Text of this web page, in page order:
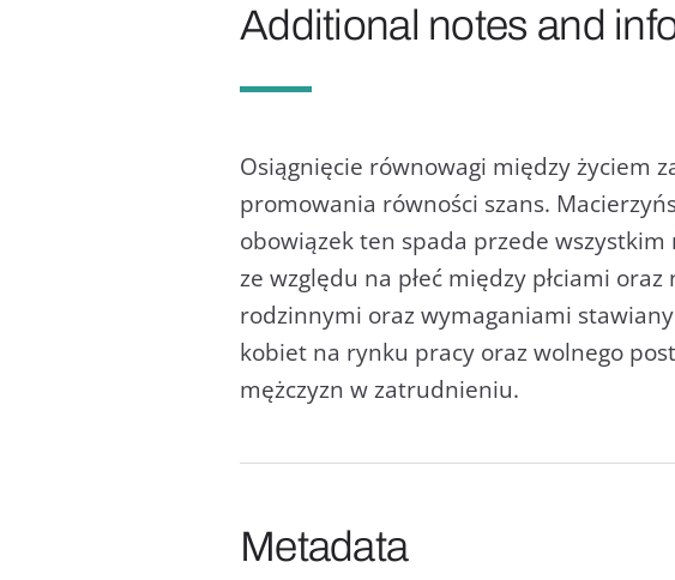
Additional notes and
Osiągnięcie równowagi między życiem
promowania równości szans.
obowiązek ten spada przede
ze względu na płeć między płciami
rodzinnymi oraz wymaganiami
kobiet na rynku pracy oraz wolnego
mężczyzn w zatrudnieniu.
Metadata